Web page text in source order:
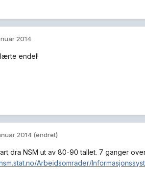
2014
endel!
2014 (endret)
dra NSM ut av 80-90 tallet. 7 ganger
Arbeidsomrader/